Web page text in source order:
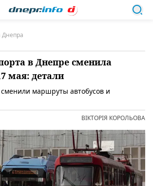
Днепра
в Днепре сменила
мая: детали
маршруты автобусов и
ВІКТОРІЯ КОРОЛЬОВА